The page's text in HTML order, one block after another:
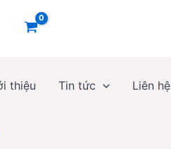
thiệu Tin tức Liên hệ